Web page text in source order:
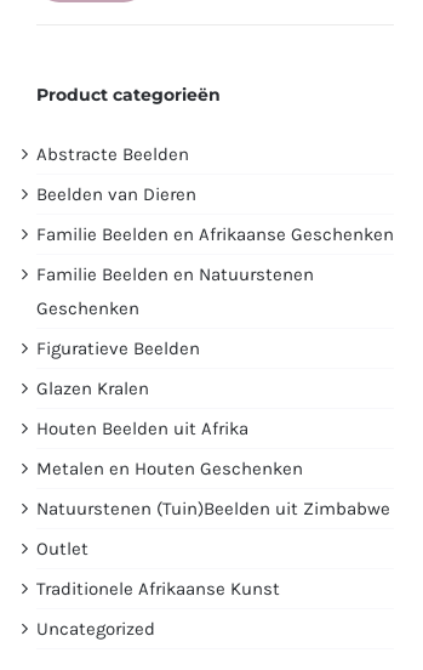
Product categorieën
Abstracte Beelden
Beelden van Dieren
Familie Beelden en Afrikaanse Geschenken
Familie Beelden en Natuurstenen
Geschenken
Figuratieve Beelden
Glazen Kralen
Houten Beelden uit Afrika
Metalen en Houten Geschenken
Natuurstenen (Tuin)Beelden uit Zimbabwe
Outlet
Traditionele Afrikaanse Kunst
Uncategorized